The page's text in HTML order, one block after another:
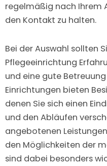
regelmäßig nach Ihrem
den Kontakt zu halten.
Bei der Auswahl sollten
Pflegeeinrichtung
und eine gute
Einrichtungen bieten
denen Sie sich einen
und den Abläufen
angebotenen
den Möglichkeiten der
sind dabei besonders